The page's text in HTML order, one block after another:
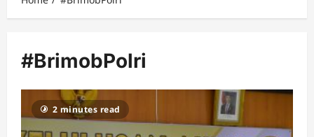
#BrimobPolri
2 minutes read